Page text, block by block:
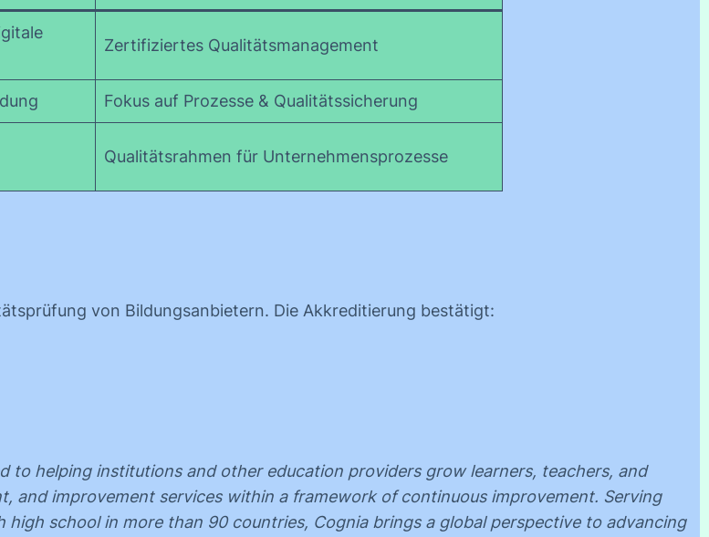
Zertifiziertes Qualitätsmanagement
Fokus auf Prozesse & Qualitätssicherung
Qualitätsrahmen für Unternehmensprozesse
von Bildungsanbietern. Die Akkreditierung bestätigt:
helping institutions and other education providers grow learners, teachers, and
and improvement services within a framework of continuous improvement. Serving
school in more than 90 countries, Cognia brings a global perspective to advancing